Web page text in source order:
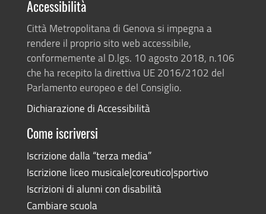
Accessibilità
Città Metropolitana di Genova si impegna a
rendere il proprio sito web accessibile,
conformemente al D.lgs. 10 agosto 2018, n.106
che ha recepito la direttiva UE 2016/2102 del
Parlamento europeo e del Consiglio.
Dichiarazione di Accessibilità
Come iscriversi
Iscrizione dalla “terza media”
Iscrizione liceo musicale|coreutico|sportivo
Iscrizioni di alunni con disabilità
Cambiare scuola